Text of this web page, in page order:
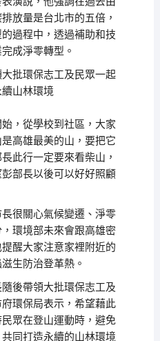
放量是台北市的五倍，
過程中，透過補助和技
成淨零轉型。
批環保志工及民眾一起
山林環境
，從學校到社區，大家
高雄最美的山，要把它
此行一定要來看柴山，
部長以後可以好好照顧
很關心氣候變遷、淨零
環境部未來會跟高雄密
醒大家注意家裡附近的
生防治登革熱。
後帶領大批環保志工及
環保局表示，希望藉此
眾在登山運動時，避免
同打造永續的山林環境